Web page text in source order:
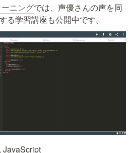
ニングでは、声優さんの声を同
る学習講座も公開中です。
JavaScript